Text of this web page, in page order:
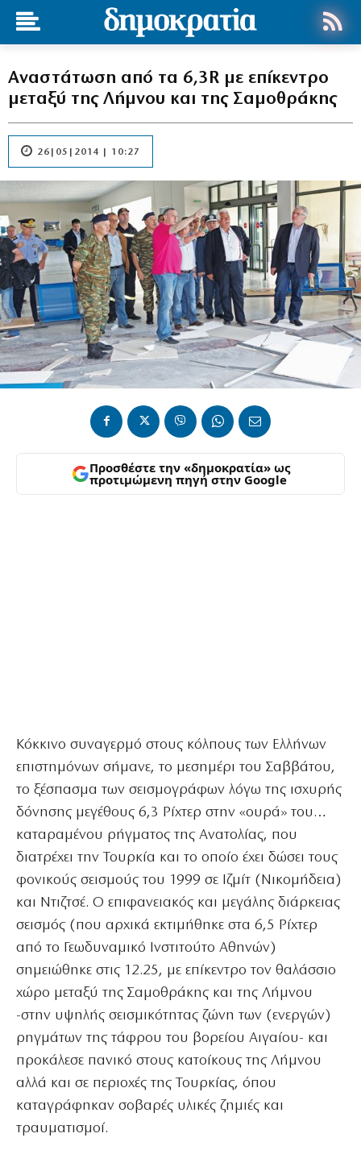
Αναστάτωση από τα 6,3R με επίκεντρο
μεταξύ της Λήμνου και της Σαμοθράκης
26|05|2014 | 10:27
Προσθέστε την «δημοκρατία» ως
προτιμώμενη πηγή στην Google
Κόκκινο συναγερμό στους κόλπους των Ελλήνων
επιστημόνων σήμανε, το μεσημέρι του Σαββάτου,
το ξέσπασμα των σεισμογράφων λόγω της ισχυρής
δόνησης μεγέθους 6,3 Ρίχτερ στην «ουρά» του…
καταραμένου ρήγματος της Ανατολίας, που
διατρέχει την Τουρκία και το οποίο έχει δώσει τους
φονικούς σεισμούς του 1999 σε Ιζμίτ (Νικομήδεια)
και Ντιζτσέ. Ο επιφανειακός και μεγάλης διάρκειας
σεισμός (που αρχικά εκτιμήθηκε στα 6,5 Ρίχτερ
από το Γεωδυναμικό Ινστιτούτο Αθηνών)
σημειώθηκε στις 12.25, με επίκεντρο τον θαλάσσιο
χώρο μεταξύ της Σαμοθράκης και της Λήμνου
-στην υψηλής σεισμικότητας ζώνη των (ενεργών)
ρηγμάτων της τάφρου του βορείου Αιγαίου- και
προκάλεσε πανικό στους κατοίκους της Λήμνου
αλλά και σε περιοχές της Τουρκίας, όπου
καταγράφηκαν σοβαρές υλικές ζημιές και
τραυματισμοί.